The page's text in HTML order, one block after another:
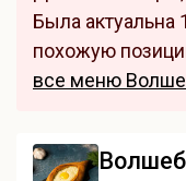
Была актуальна
похожую
все меню